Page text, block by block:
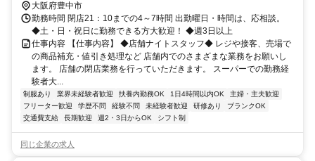
急バス「三ツ池」スグ
大阪府豊中市
勤務時間 閉店21：10までの4～7時間 出勤曜日・時間は、応相談。
◆土・日・祝日に勤務できる方大歓迎！ ◆週3日以上
仕事内容 【仕事内容】 ◆店舗ナイトスタッフ◆ レジや接客、売場で
の商品補充・値引き処理など 店舗内でのさまざまな業務をお願いし
ます。 店舗の閉店業務を行っていただきます。 スーパーでの勤務経
験者大...
制服あり 業界未経験者歓迎 扶養内勤務OK 1日4時間以内OK
主婦・主夫歓迎
フリーター歓迎
学歴不問 経験不問 未経験者歓迎 研修あり
ブランクOK
交通費支給
長期歓迎 週2・3日からOK シフト制
同じ企業の求人